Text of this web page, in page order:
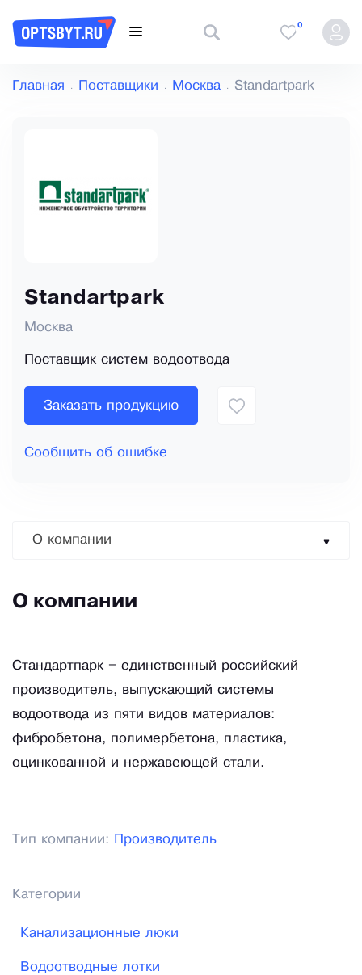
0
Главная Поставщики Москва Standartpark
Standartpark
Москва
Поставщик систем водоотвода
Заказать продукцию
Сообщить об ошибке
О компании
О компании
Стандартпарк – единственный российский
производитель, выпускающий системы
водоотвода из пяти видов материалов:
фибробетона, полимербетона, пластика,
оцинкованной и нержавеющей стали.
Тип компании: Производитель
Категории
Канализационные люки
Водоотводные лотки